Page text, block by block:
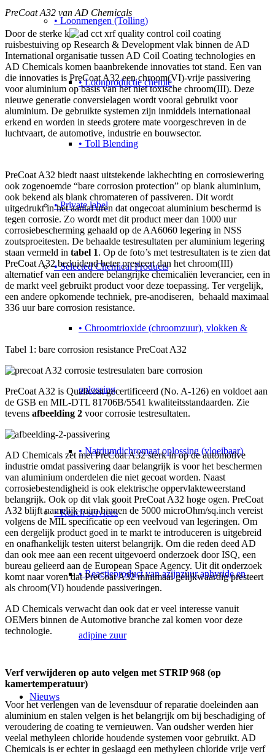
• Loonmengen (Tolling)
• Loonproductie chemie
• Toll Blending
• Private label
• Selected Chemical Products
• Chroomtrioxide (chroomzuur), vlokken &
oplossing
• Natriumdichromaat oplossing (vloeibaar)
• Reach services
• Reactieproduct van azijnzuur anhyride en
adipine zuur
Nieuws
PreCoat A32 van AD Chemicals
Door de sterke k
ruisbestuiving op Research & Development vlak binnen de AD
International organisatie tussen AD Coil Coating technologies en
AD Chemicals komen baanbrekende innovaties tot stand. Een van
die innovaties is PreCoat A32 een chroom(VI)-vrije passivering
voor aluminium op basis van het niet toxische chroom(III). Deze
nieuwe generatie conversielagen wordt vooral gebruikt voor
aluminium. De gebruikte systemen zijn inmiddels internationaal
erkend en worden in steeds grotere mate voorgeschreven in de
luchtvaart, de automotive, industrie en bouwsector.
PreCoat A32 biedt naast uitstekende lakhechting en corrosiewering
ook zogenoemde “bare corrosion protection” op blank aluminium,
ook bekend als blank chromateren of passiveren. Dit wordt
uitgedrukt in het aantal uren dat ongecoat aluminium beschermd is
tegen corrosie. Zo wordt met dit product meer dan 1000 uur
corrosiebescherming gehaald op de AA6060 legering in NSS
zoutsproeitesten. De behaalde testresultaten per aluminium legering
staan vermeld in tabel 1. Op de foto’s met testresultaten is te zien dat
PreCoat A32 beduidend beter presteert dan het chroom(III)
alternatief van een andere belangrijke chemicaliën leverancier, een in
de markt veel gebruikt product voor deze toepassing. Ter vergelijk,
een andere opkomende techniek, pre-anodiseren, behaald maximaal
336 uur bare corrosion resistance.
Tabel 1: bare corrosion resistance PreCoat A32
PreCoat A32 is Qualicoat gecertificeerd (No. A-126) en voldoet aan
de GSB en MIL-DTL 81706B/5541 kwaliteitsstandaarden. Zie
tevens afbeelding 2 voor corrosie testresultaten.
AD Chemicals zet met PreCoat A32 sterk in op de automotive
industrie omdat passivering daar belangrijk is voor het beschermen
van aluminium onderdelen die niet gecoat worden. Naast
corrosiebestendigheid is ook elektrische oppervlakteweerstand
belangrijk. Ook op dit vlak gooit PreCoat A32 hoge ogen. PreCoat
A32 blijft namelijk ruim binnen de 5000 microOhm/sq.inch vereist
volgens de MIL specificatie op een veelvoud van legeringen. Om
een dergelijk product goed in te markt te introduceren is uitgebreid
en onafhankelijk testen uiterst belangrijk. Om die reden deed AD
dan ook mee aan een recent uitgevoerd onderzoek door ISQ, een
bureau gelieerd aan de European Space Agency. Uit dit onderzoek
komt naar voren dat PreCoat A32 minimaal gelijkwaardig presteert
als chroom(VI) houdende passiveringen.
AD Chemicals verwacht dan ook dat er veel interesse vanuit
OEMers binnen de Automotive branche zal komen voor deze
technologie.
Verf verwijderen op auto velgen met STRIP 968 (op
kamertemperatuur)
Voor het verlengen van de levensduur of reparatie doeleinden aan
aluminium en stalen velgen is het belangrijk om bij beschadiging of
veroudering de coating te vernieuwen. Van oudsher werden hier
veelal methyleen chloride houdende systemen voor gebruikt. AD
Chemicals is er echter in geslaagd een methyleen chloride vrije verf